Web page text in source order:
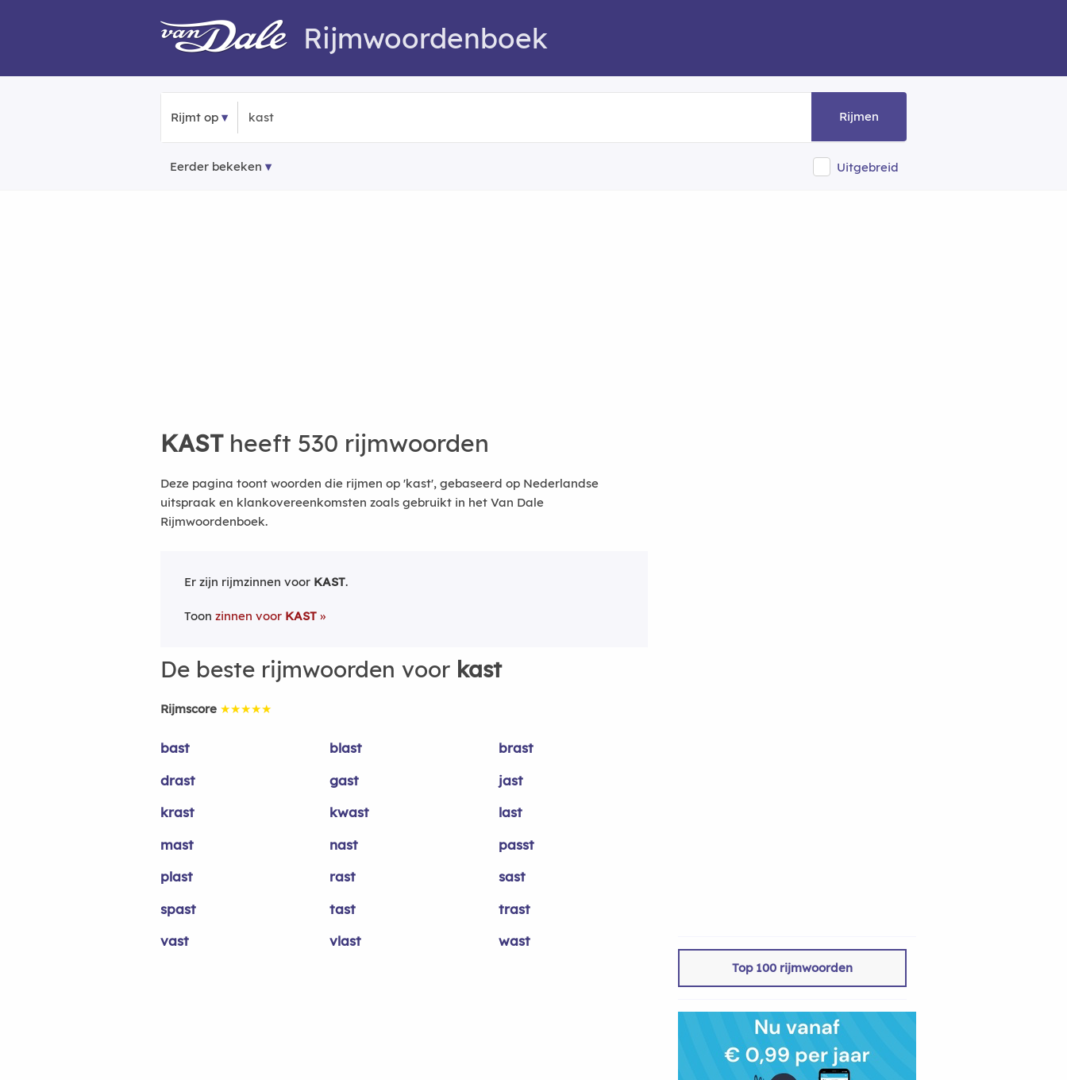
Rijmwoordenboek
Rijmt op Rijmen
Eerder bekeken Uitgebreid
KASTheeft 530 rijmwoorden
Deze pagina toont woorden die rijmen op 'kast', gebaseerd op Nederlandse
uitspraak en klankovereenkomsten zoals gebruikt in het Van Dale
Rijmwoordenboek.
Er zijn rijmzinnen voor KAST.
Toon zinnen voor KAST
De beste rijmwoorden voor kast
Rijmscore ★★★★★
bast blast
brast
drast
gast
jast
krast
kwast
last
mast
nast
passt
plast
rast
sast
spast
tast
trast
vast
vlast wast
Top 100 rijmwoorden